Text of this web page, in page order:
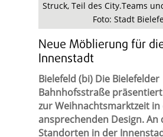
Struck, Teil des City.Teams
Foto: Stadt
Neue Möblierung für
Innenstadt
Bielefeld (bi) Die Bielefelder
Bahnhofsstraße
zur Weihnachtsmarktzeit in
ansprechenden Design. An
Standorten in der